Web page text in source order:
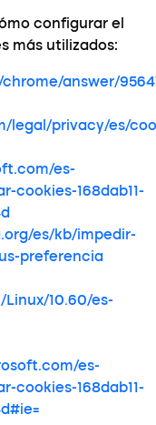
configurar el
más utilizados:
answer/
legal/privacy/es/
es-
cookies-168dab11-
es/kb/impedir-
preferencia
10.60/es-
es-
cookies-168dab11-